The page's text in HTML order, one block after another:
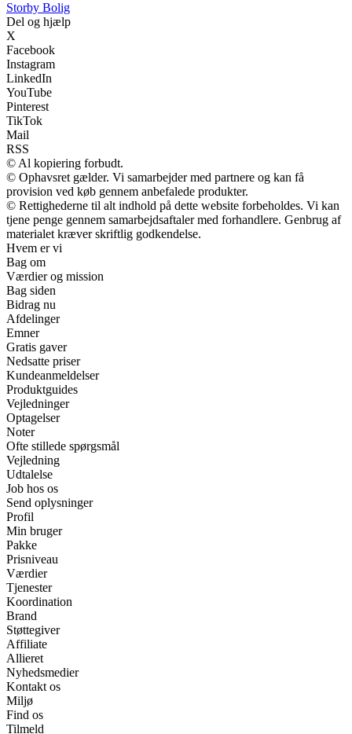
Storby Bolig
Del og hjælp
X
Facebook
Instagram
LinkedIn
YouTube
Pinterest
TikTok
Mail
RSS
© Al kopiering forbudt.
© Ophavsret gælder. Vi samarbejder med partnere og kan få
provision ved køb gennem anbefalede produkter.
© Rettighederne til alt indhold på dette website forbeholdes. Vi kan
tjene penge gennem samarbejdsaftaler med forhandlere. Genbrug af
materialet kræver skriftlig godkendelse.
Hvem er vi
Bag om
Værdier og mission
Bag siden
Bidrag nu
Afdelinger
Emner
Gratis gaver
Nedsatte priser
Kundeanmeldelser
Produktguides
Vejledninger
Optagelser
Noter
Ofte stillede spørgsmål
Vejledning
Udtalelse
Job hos os
Send oplysninger
Profil
Min bruger
Pakke
Prisniveau
Værdier
Tjenester
Koordination
Brand
Støttegiver
Affiliate
Allieret
Nyhedsmedier
Kontakt os
Miljø
Find os
Tilmeld